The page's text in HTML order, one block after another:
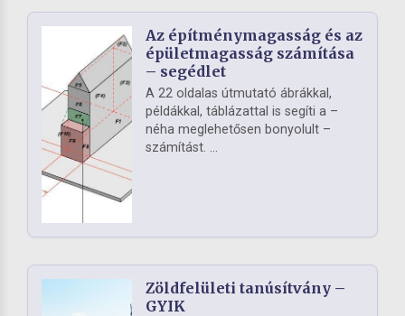
Az építménymagasság és az
épületmagasság számítása
– segédlet
A 22 oldalas útmutató ábrákkal,
példákkal, táblázattal is segíti a –
néha meglehetősen bonyolult –
számítást. ...
Zöldfelületi tanúsítvány –
GYIK